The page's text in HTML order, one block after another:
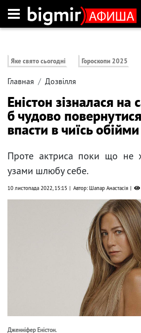
Яке свято сьогодні Гороскопи 2025
Главная Дозвілля
Еністон зізналася на
б чудово
впасти в чиїсь обійми
Проте актриса поки що не
узами шлюбу себе.
10 листопада 2022, 15:15 Автор: Шапар Анастасія
Дженніфер Еністон.